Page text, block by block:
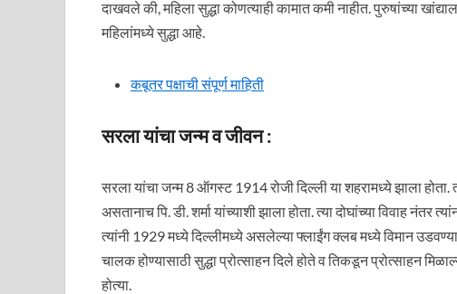
दाखवले की, महिला सुद्धा कोणत्याही कामात कमी नाहीत. पुरुषांच्या
महिलांमध्ये सुद्धा आहे.
कबूतर पक्षाची संपूर्ण माहिती
सरला यांचा जन्म व जीवन :
सरला यांचा जन्म 8 ऑगस्ट 1914 रोजी दिल्ली या शहरामध्ये झाला
असतानाच पि. डी. शर्मा यांच्याशी झाला होता. त्या दोघांच्या विवाह नंतर
त्यांनी 1929 मध्ये दिल्लीमध्ये असलेल्या फ्लाईंग क्लब मध्ये विमान
चालक होण्यासाठी सुद्धा प्रोत्साहन दिले होते व तिकडून प्रोत्साहन
होत्या.